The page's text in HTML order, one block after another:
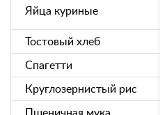
Яйца куриные
Тостовый хлеб
Спагетти
Круглозернистый рис